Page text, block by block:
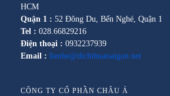
HCM
Quận 1 : 52 Đông Du, Bến Nghé, Quận 1
Tel : 028.66829216
Điện thoại : 0932237939
Email : lienhe@dichthuatsaigon.net
CÔNG TY CỔ PHẦN CHÂU Á